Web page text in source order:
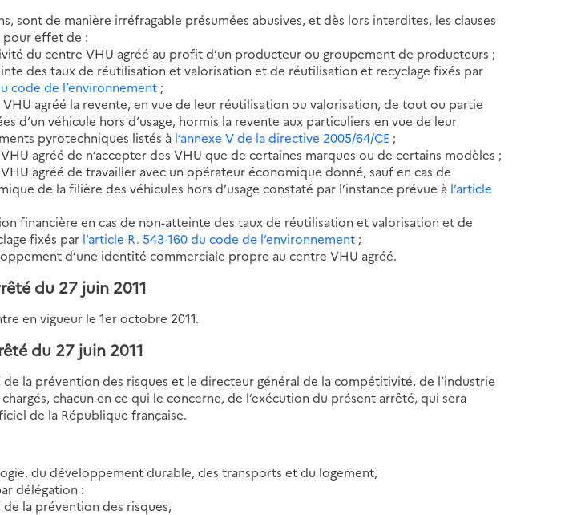
sont de manière irréfragable présumées abusives, et dès lors interdites, les clauses
effet de :
du centre VHU agréé au profit d’un producteur ou groupement de producteurs ;
des taux de réutilisation et valorisation et de réutilisation et recyclage fixés par
code de l’environnement ;
agréé la revente, en vue de leur réutilisation ou valorisation, de tout ou partie
d’un véhicule hors d’usage, hormis la revente aux particuliers en vue de leur
pyrotechniques listés à l’annexe V de la directive 2005/64/CE ;
agréé de n’accepter des VHU que de certaines marques ou de certains modèles ;
agréé de travailler avec un opérateur économique donné, sauf en cas de
de la filière des véhicules hors d’usage constaté par l’instance prévue à l’article
financière en cas de non-atteinte des taux de réutilisation et valorisation et de
fixés par l’article R. 543-160 du code de l’environnement ;
d’une identité commerciale propre au centre VHU agréé.
du 27 juin 2011
en vigueur le 1er octobre 2011.
du 27 juin 2011
de la prévention des risques et le directeur général de la compétitivité, de l’industrie
chacun en ce qui le concerne, de l’exécution du présent arrêté, qui sera
de la République française.
du développement durable, des transports et du logement,
délégation :
la prévention des risques,